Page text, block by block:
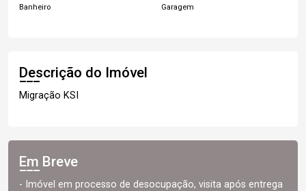
Banheiro Garagem
Descrição do Imóvel
Migração KSI
Em Breve
- Imóvel em processo de desocupação, visita após entrega